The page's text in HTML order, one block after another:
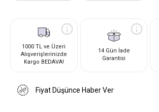
1000 TL ve Üzeri
Alışverişlerinizde
Kargo BEDAVA!
14 Gün İade
Garantisi
Fiyat Düşünce Haber Ver